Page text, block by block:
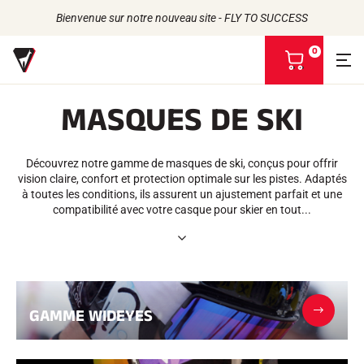
Bienvenue sur notre nouveau site - FLY TO SUCCESS
PRODUITS
UNIVERS
NOS MARQUES
LA MAISON VOLA
Retour
FARTS
Bio-sourcés
Toutes neiges
Racing Wax
Affûtage
Finition
Brosses
Racles
Retour
Retour
Retour
L'HISTOIRE
LES ATHLÈTES
L'ENGAGEMENT RSE
VOLA ADVICE
0
V
r
m
n
p
a
n
MASQUES DE SKI
Découvrez notre gamme de masques de ski, conçus pour offrir
vision claire, confort et protection optimale sur les pistes. Adaptés
à toutes les conditions, ils assurent un ajustement parfait et une
compatibilité avec votre casque pour skier en tout...
GAMME WIDEYES